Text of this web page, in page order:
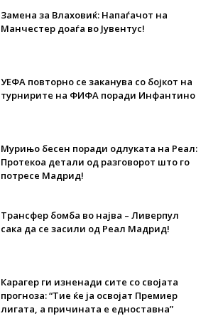
Замена за Влаховиќ: Напаѓачот на
Манчестер доаѓа во Јувентус!
УЕФА повторно се заканува со бојкот на
турнирите на ФИФА поради Инфантино
Мурињо бесен поради одлуката на Реал:
Протекоа детали од разговорот што го
потресе Мадрид!
Трансфер бомба во најва – Ливерпул
сака да се засили од Реал Мадрид!
Карагер ги изненади сите со својата
прогноза: “Тие ќе ја освојат Премиер
лигата, а причината е едноставна”